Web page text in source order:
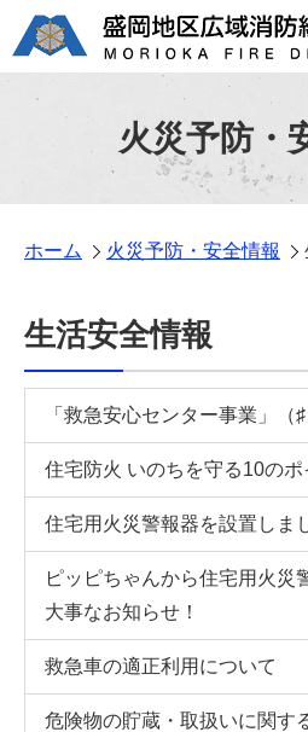
火災予防・
ホーム 火災予防・安全情報
生活安全情報
「救急安心センター事業」（♯
住宅防火 いのちを守る10のポ
住宅用火災警報器を設置しま
ピッピちゃんから住宅用火災
大事なお知らせ！
救急車の適正利用について
危険物の貯蔵・取扱いに関す